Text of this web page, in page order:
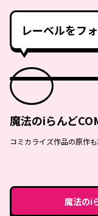
レーベルをフ
魔法のiらんど
コミカライズ作品の原作も
魔法のi